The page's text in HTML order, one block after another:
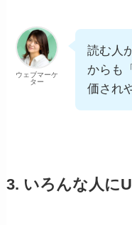
ウェブマーケ
ター
読む人
からも
価され
3. いろんな人に